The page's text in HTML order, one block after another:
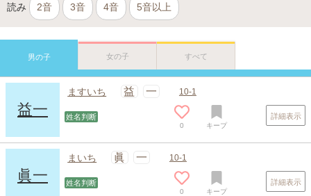
読み 2音 3音 4音 5音以上
男の子 女の子 すべて
益一
ますいち 益 一 10-1
姓名判断
0 キープ
詳細表示
眞一
まいち 眞 一 10-1
姓名判断
0 キープ
詳細表示